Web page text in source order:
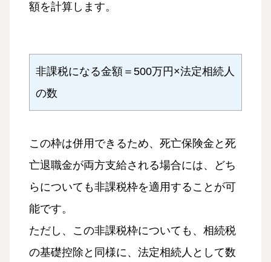
額を計算します。
非課税になる金額＝500万円×法定相続人
の数
この枠は併用できるため、死亡保険金と死
亡退職金が両方支給される場合には、どち
らについても非課税枠を適用することが可
能です。
ただし、この非課税枠についても、相続税
の基礎控除と同様に、法定相続人として数